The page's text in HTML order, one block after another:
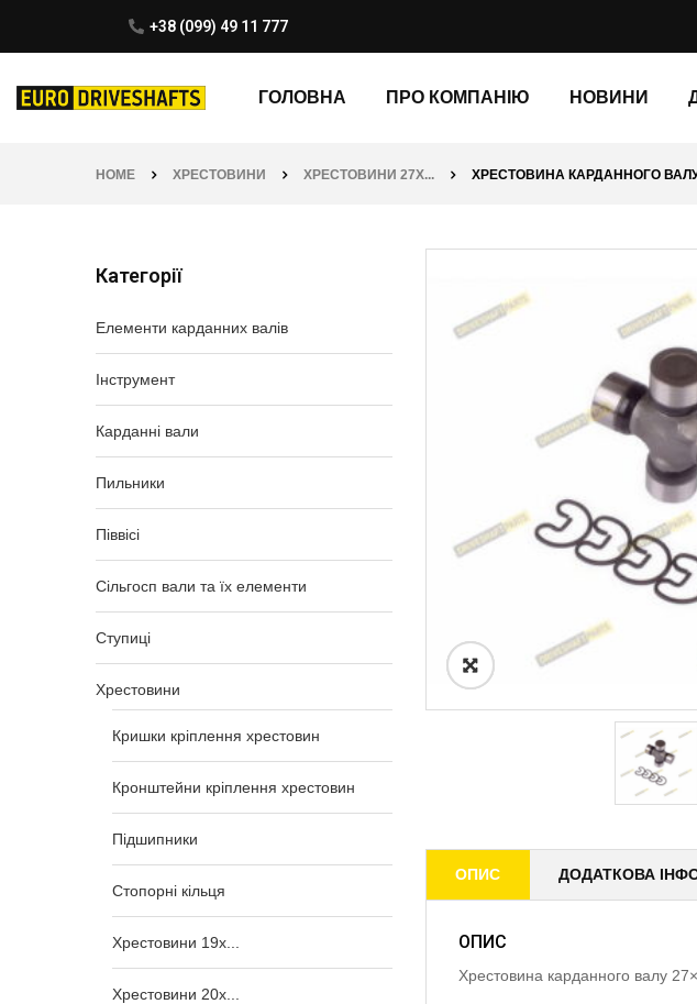
+38 (099) 49 11 777
ГОЛОВНА ПРО КОМПАНІЮ НОВИНИ
HOME ХРЕСТОВИНИ ХРЕСТОВИНИ 27X... ХРЕСТОВИНА КАРДАННОГО ВАЛУ
Категорії
Елементи карданних валів
Інструмент
Карданні вали
Пильники
Піввісі
Сільгосп вали та їх елементи
Ступиці
Хрестовини
Кришки кріплення хрестовин
Кронштейни кріплення хрестовин
Підшипники
Стопорні кільця
Хрестовини 19x...
Хрестовини 20x...
ОПИС ДОДАТКОВА
ОПИС
Хрестовина карданного валу